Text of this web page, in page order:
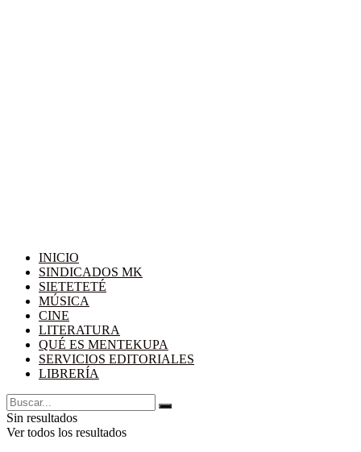
INICIO
SINDICADOS MK
SIETETETÉ
MÚSICA
CINE
LITERATURA
QUÉ ES MENTEKUPA
SERVICIOS EDITORIALES
LIBRERÍA
Sin resultados
Ver todos los resultados